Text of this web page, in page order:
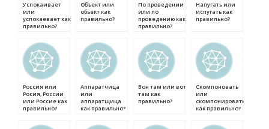
Успокаивает
или
успокаевает как
правильно?
Объект или
обьект как
правильно?
По проведении
или по
проведению как
правильно?
Напугать или
испугать как
правильно?
Россия или
Росия, России
или Россие как
правильно?
Аппаратчица
или
аппаратщица
как правильно?
Вон там или вот
там как
правильно?
Скомпоновать
или
скомпонировать
как правильно?